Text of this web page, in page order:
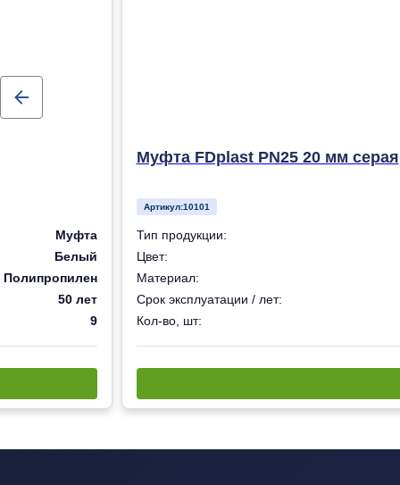
Муфта
Белый
Полипропилен
50 лет
9
Муфта FDplast PN25 20 мм серая
Артикул:10101
Тип продукции:
Цвет:
Материал:
Срок эксплуатации / лет:
Кол-во, шт: